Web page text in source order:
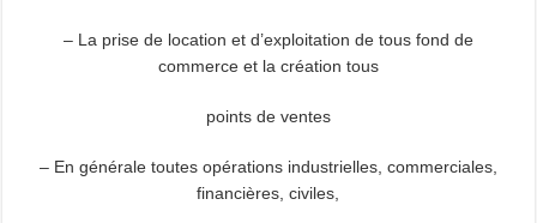
– La prise de location et d’exploitation de tous fond de
commerce et la création tous
points de ventes
– En générale toutes opérations industrielles, commerciales,
financières, civiles,